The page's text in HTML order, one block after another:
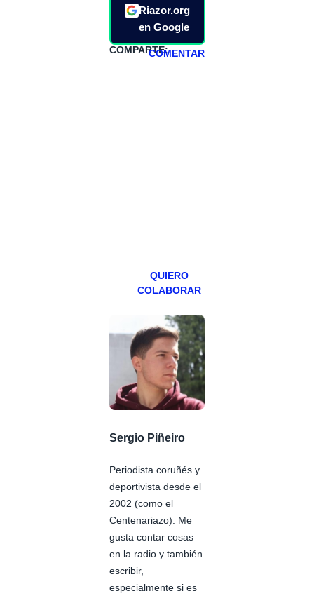
Riazor.org
en Google
COMPARTE:COMENTAR
QUIERO
COLABORAR
Sergio Piñeiro
Periodista coruñés y
deportivista desde el
2002 (como el
Centenariazo). Me
gusta contar cosas
en la radio y también
escribir,
especialmente si es